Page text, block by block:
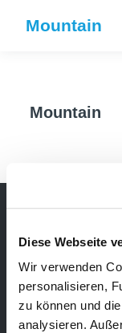
Diese Webseite
Wir verwenden
personalisieren,
zu können und
analysieren.
Mountain
Mountain
Bleibe über
im Voraus
kostenlos.